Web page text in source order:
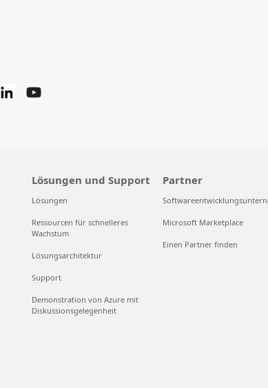
Lösungen und Support
Lösungen
Ressourcen für schnelleres
Wachstum
Lösungsarchitektur
Support
Demonstration von Azure mit
Diskussionsgelegenheit
Partner
Microsoft Marketplace
Einen Partner finden